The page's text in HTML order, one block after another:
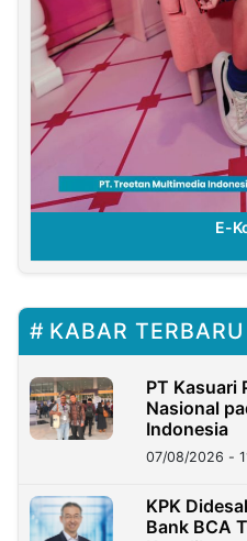
E-
KABAR TERBARU
PT Kasuari
Nasional
Indonesia
07/08/2026 -
KPK
Bank BCA